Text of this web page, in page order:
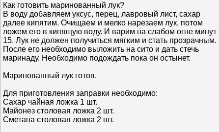
Как готовить маринованный лук?
В воду добавляем уксус, перец, лавровый лист, сахар
далее кипятим. Очищаем и мелко нарезаем лук, потом
ложем его в кипящую воду. И варим на слабом огне минут
15. Лук не должен получиться мягким и стать прозрачным.
После его необходимо выложить на сито и дать стечь
маринаду. Необходимо подождать пока он остынет.
Маринованный лук готов.
Для приготовления заправки необходимо:
Сахар чайная ложка 1 шт.
Майонез столовая ложка 2 шт.
Сметана столовая ложка 2 шт.